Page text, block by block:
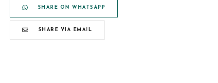
SHARE ON WHATSAPP
SHARE VIA EMAIL